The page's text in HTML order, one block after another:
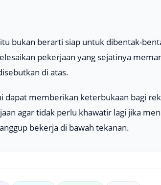
bukan berarti siap untuk dibentak-
pekerjaan yang sejatinya
di atas.
dapat memberikan keterbukaan bagi
agar tidak perlu khawatir lagi jika
bekerja di bawah tekanan.